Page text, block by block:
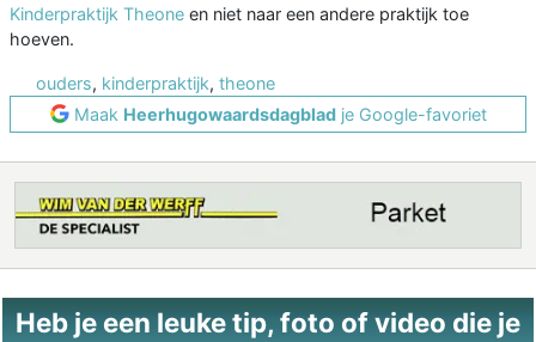
Kinderpraktijk Theone en niet naar een andere praktijk toe
hoeven.
ouders, kinderpraktijk, theone
Maak Heerhugowaardsdagbladje Google-favoriet
Heb je een leuke tip, foto of video die je